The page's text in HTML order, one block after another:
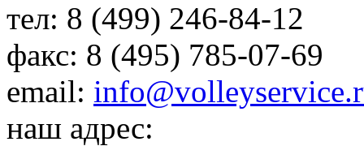
тел: 8 (499) 246-84-12
факс: 8 (495) 785-07-69
email:
наш адрес: